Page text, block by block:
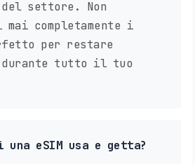
settore. Non
completamente i
per restare
durante tutto il tuo
eSIM usa e getta?